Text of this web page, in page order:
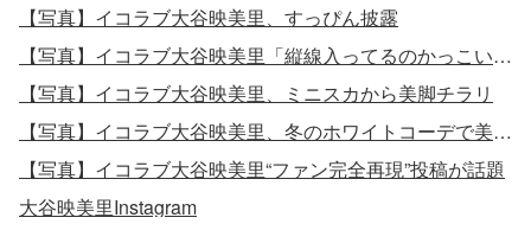
【写真】イコラブ大谷映美里、すっぴん披露
【写真】イコラブ大谷映美里「縦線入ってるのかっこいい」美ウエスト強調
【写真】イコラブ大谷映美里、ミニスカから美脚チラリ
【写真】イコラブ大谷映美里、冬のホワイトコーデで美脚披露
【写真】イコラブ大谷映美里“ファン完全再現”投稿が話題
大谷映美里Instagram